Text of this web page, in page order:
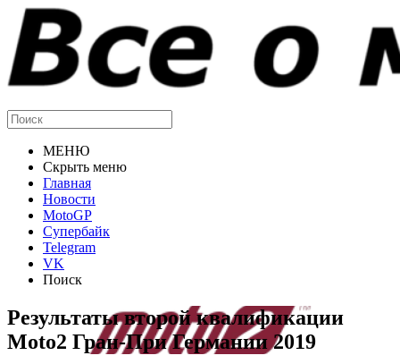
МЕНЮ
Скрыть меню
Главная
Новости
MotoGP
Супербайк
Telegram
VK
Поиск
Результаты второй квалификации
Moto2 Гран-При Германии 2019